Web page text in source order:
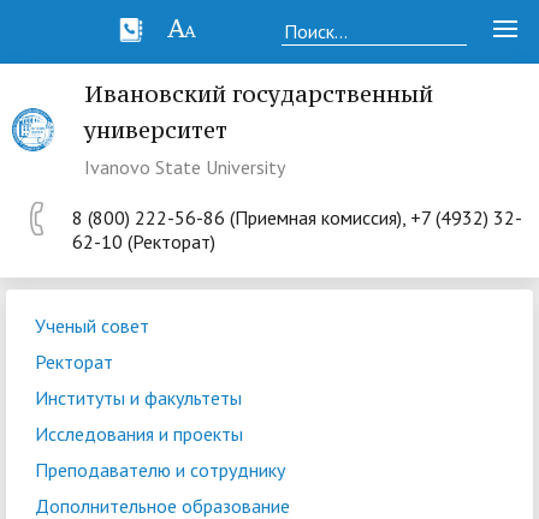
Ивановский государственный
университет
Ivanovo State University
8 (800) 222-56-86 (Приемная комиссия), +7 (4932) 32-
62-10 (Ректорат)
Ученый совет
Ректорат
Институты и факультеты
Исследования и проекты
Преподавателю и сотруднику
Дополнительное образование